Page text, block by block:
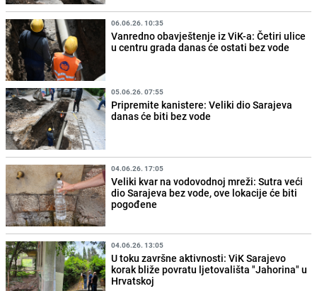
06.06.26. 10:35
Vanredno obavještenje iz ViK-a: Četiri ulice
u centru grada danas će ostati bez vode
05.06.26. 07:55
Pripremite kanistere: Veliki dio Sarajeva
danas će biti bez vode
04.06.26. 17:05
Veliki kvar na vodovodnoj mreži: Sutra veći
dio Sarajeva bez vode, ove lokacije će biti
pogođene
04.06.26. 13:05
U toku završne aktivnosti: ViK Sarajevo
korak bliže povratu ljetovališta "Jahorina" u
Hrvatskoj